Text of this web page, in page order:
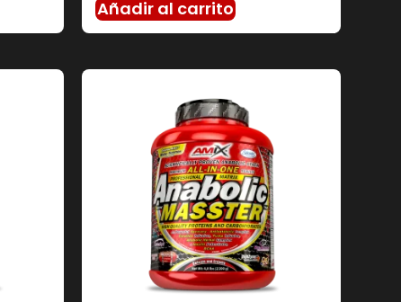
Añadir al carrito